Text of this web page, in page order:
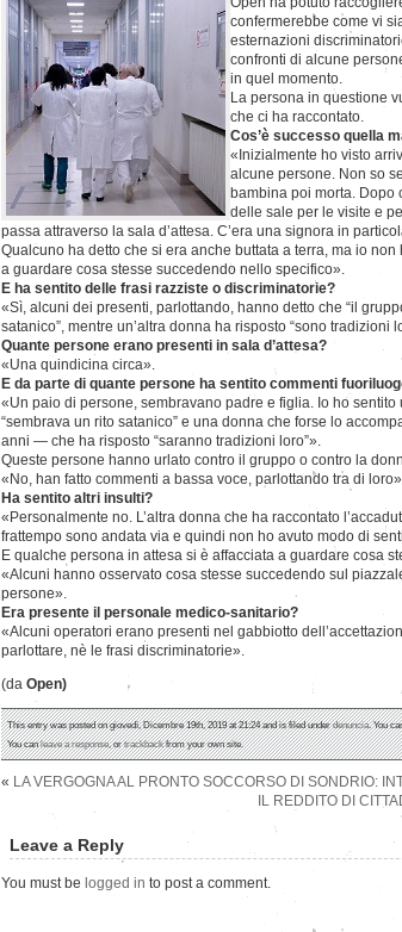
confermerebbe come vi
esternazioni
confronti di alcune
in quel momento.
La persona in questione
che ci ha raccontato.
Cos’è successo quella
«Inizialmente ho visto
alcune persone. Non so
bambina poi morta. Dopo
delle sale per le visite e
passa attraverso la sala d’attesa. C’era una signora in
Qualcuno ha detto che si era anche buttata a terra, ma io
a guardare cosa stesse succedendo nello specifico».
E ha sentito delle frasi razziste o discriminatorie?
«Sì, alcuni dei presenti, parlottando, hanno detto che “il
satanico”, mentre un’altra donna ha risposto “sono tradizioni
Quante persone erano presenti in sala d’attesa?
«Una quindicina circa».
E da parte di quante persone ha sentito commenti
«Un paio di persone, sembravano padre e figlia. Io ho
“sembrava un rito satanico” e una donna che forse lo
anni — che ha risposto “saranno tradizioni loro”».
Queste persone hanno urlato contro il gruppo o contro la
«No, han fatto commenti a bassa voce, parlottando tra di
Ha sentito altri insulti?
«Personalmente no. L’altra donna che ha raccontato
frattempo sono andata via e quindi non ho avuto modo di
E qualche persona in attesa si è affacciata a guardare cosa
«Alcuni hanno osservato cosa stesse succedendo sul
persone».
Era presente il personale medico-sanitario?
«Alcuni operatori erano presenti nel gabbiotto
parlottare, nè le frasi discriminatorie».
(da Open)
This entry was posted on giovedì, Dicembre 19th, 2019 at 21:24 and is filed underdenuncia. You
You canleave a response, ortrackbackfrom your own site.
« LA VERGOGNA AL PRONTO SOCCORSO DI SONDRIO:
IL REDDITO DI
Leave a Reply
You must be logged in to post a comment.